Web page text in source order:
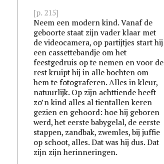
[p. 215]
Neem een modern kind. Vanaf de
geboorte staat zijn vader klaar met
de videocamera, op partijtjes start hij
een cassettebandje om het
feestgedruis op te nemen en voor de
rest kruipt hij in alle bochten om
hem te fotograferen. Alles in kleur,
natuurlijk. Op zijn achttiende heeft
zo’n kind alles al tientallen keren
gezien en gehoord: hoe hij geboren
werd, het eerste babygelal, de eerste
stappen, zandbak, zwemles, bij juffie
op schoot, alles. Dat was hij dus. Dat
zijn zijn herinneringen.